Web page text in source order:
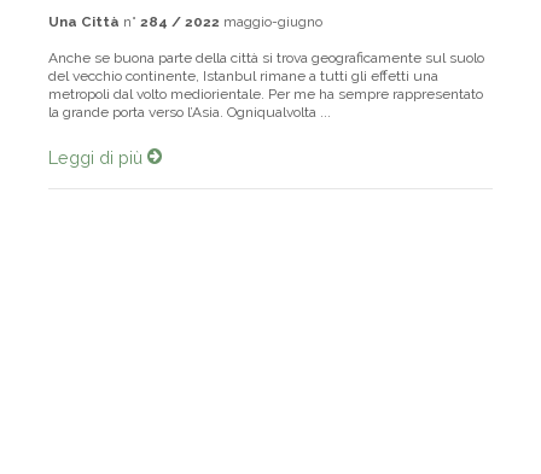
Una Città n° 284 / 2022 maggio-giugno
Anche se buona parte della città si trova geograficamente sul suolo
del vecchio continente, Istanbul rimane a tutti gli effetti una
metropoli dal volto mediorientale. Per me ha sempre rappresentato
la grande porta verso l’Asia. Ogniqualvolta ...
Leggi di più